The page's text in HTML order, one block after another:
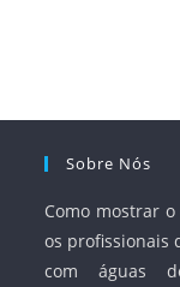
Sobre Nós
Como mostrar
os profissionais
com águas